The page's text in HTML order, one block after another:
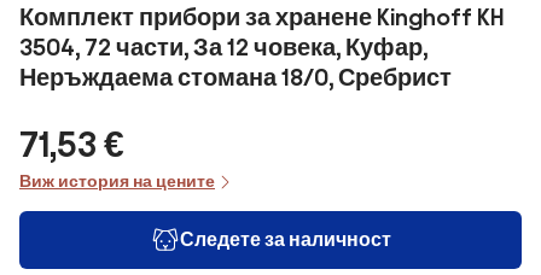
Комплект прибори за хранене Kinghoff KH
3504, 72 части, За 12 човека, Куфар,
Неръждаема стомана 18/0, Сребрист
71,53 €
Виж история на цените
Следете за наличност